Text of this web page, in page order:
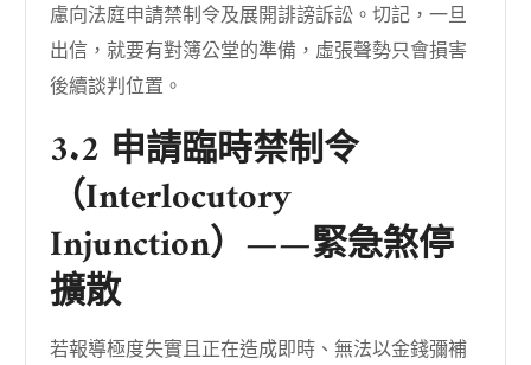
慮向法庭申請禁制令及展開誹謗訴訟。切記，一旦
出信，就要有對簿公堂的準備，虛張聲勢只會損害
後續談判位置。
3.2 申請臨時禁制令
（Interlocutory
Injunction）——緊急煞停
擴散
若報導極度失實且正在造成即時、無法以金錢彌補